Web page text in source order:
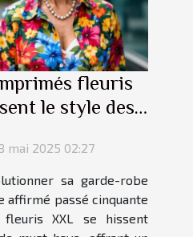
fleuris
le style des
mai 2025 02:27
sa garde-robe
affirmé passé cinquante
XXL se hissent